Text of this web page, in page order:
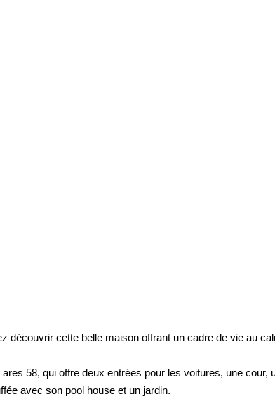
découvrir cette belle maison offrant un cadre de vie au
58, qui offre deux entrées pour les voitures, une cour,
avec son pool house et un jardin.